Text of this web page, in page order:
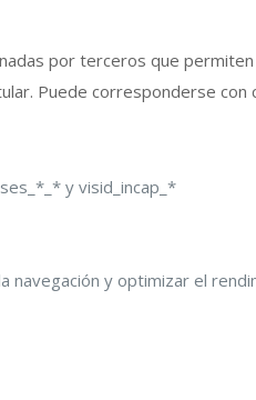
por terceros que
Puede corresponderse
y visid_incap_*
navegación y optimizar el